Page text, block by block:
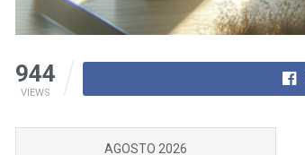
944
VIEWS
AGOSTO 2026